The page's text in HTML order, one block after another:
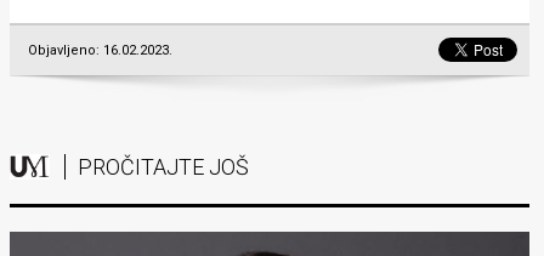
Objavljeno: 16.02.2023.
PROČITAJTE JOŠ